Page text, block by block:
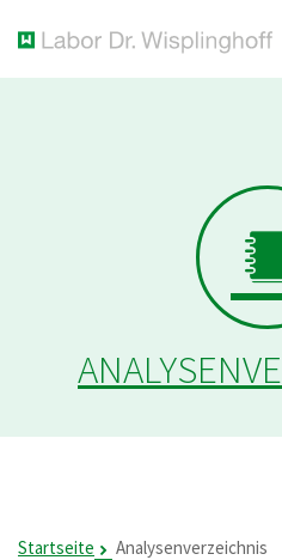
Startseite Analysenverzeichnis